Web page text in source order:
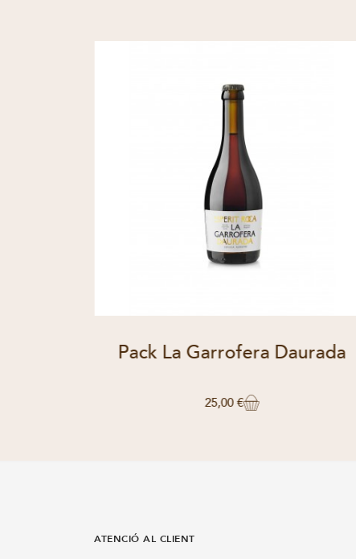
Pack La Garrofera Daurada
25,00 €
ATENCIÓ AL CLIENT